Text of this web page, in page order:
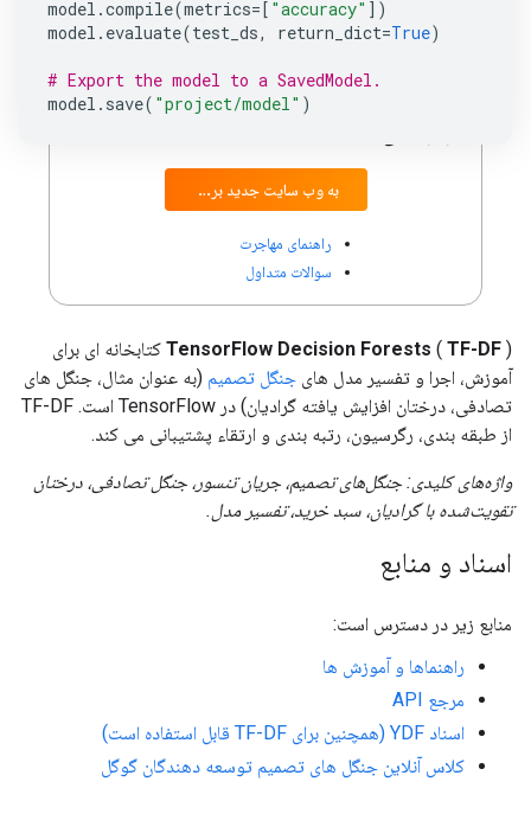
model .compile(metrics=[ "accuracy" ])
model . evaluate(test_ds, return_dict=True)
# Export the model to a SavedModel.
model . save( "project/model" )
YDF قدرت TF-DF را گسترش می دهد، ویژگی های
جدید، API ساده، زمان آموزش سریع تر، اسناد به روز
شده و سازگاری پیشرفته با کتابخانه های محبوب ML
به وب سایت جدید بروید
راهنمای مهاجرت
سوالات متداول
TensorFlow Decision Forests ( TF-DF
) کتابخانه ای برای
آموزش، اجرا و تفسیر مدل های جنگل تصمیم (به عنوان مثال، جنگل های
تصادفی، درختان افزایش یافته گرادیان) در TensorFlow است. TF-DF
از طبقه بندی، رگرسیون، رتبه بندی و ارتقاء پشتیبانی می کند.
واژه‌های کلیدی: جنگل‌های تصمیم، جریان تنسور، جنگل تصادفی، درختان
تقویت‌شده با گرادیان، سبد خرید، تفسیر مدل.
اسناد و منابع
منابع زیر در دسترس است:
راهنماها و آموزش ها
مرجع API
اسناد YDF (همچنین برای TF-DF قابل استفاده است)
کلاس آنلاین جنگل های تصمیم توسعه دهندگان گوگل